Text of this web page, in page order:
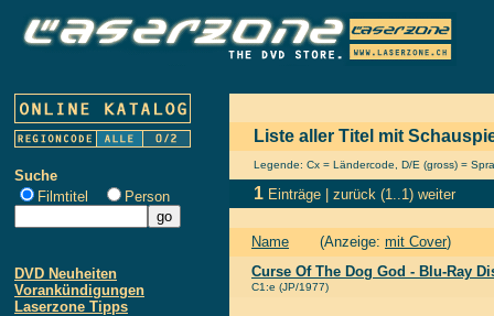
Suche
Filmtitel
Person
DVD Neuheiten
Vorankündigungen
Laserzone Tipps
Liste aller Titel mit
Legende: Cx = Ländercode, D/E (gross) =
1 Einträge | zurück (1..1) weiter
Name (Anzeige: mit Cover)
Curse Of The Dog God - Blu-Ray
C1:e (JP/1977)